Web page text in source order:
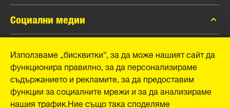
Контакти
Защита на личните данни
Официално уведомление
Отпечатък
Социални медии
Instagram
YouTube
MANN+HUMMEL GmbH
Schwieberdinger Straße 126
71636 Ludwigsburg
Използваме „бисквитки“, за да може нашият сайт да
функционира правилно, за да персонализираме
съдържанието и рекламите, за да предоставим
функции за социалните мрежи и за да анализираме
нашия трафик.Ние също така споделяме